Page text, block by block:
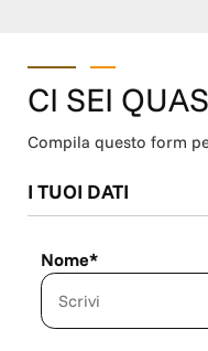
del vostro usato in
mesi • Assistenza
selezionata con
trasparenza e
nostro staff è a vostra
selezionate e
CI SEI
Compila questo form
I TUOI DATI
Nome*